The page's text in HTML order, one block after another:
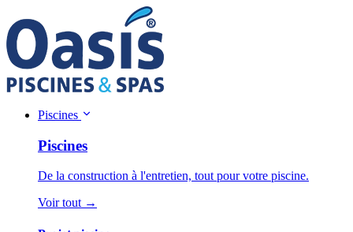
Piscines
Piscines
De la construction à l'entretien, tout pour votre piscine.
Voir tout →